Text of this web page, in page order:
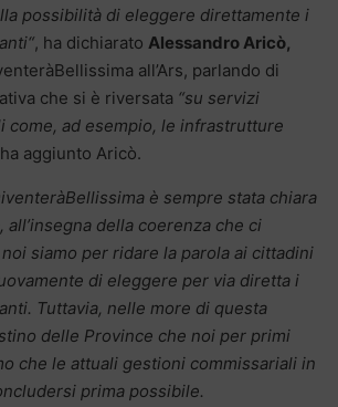
possibilità di eleggere direttamente i
, ha dichiarato Alessandro Aricò,
all’Ars, parlando di
che si è riversata “su servizi
come, ad esempio, le infrastrutture
aggiunto Aricò.
è sempre stata chiara
all’insegna della coerenza che ci
siamo per ridare la parola ai cittadini
di eleggere per via diretta i
Tuttavia, nelle more di questa
delle Province che noi per primi
che le attuali gestioni commissariali in
prima possibile.